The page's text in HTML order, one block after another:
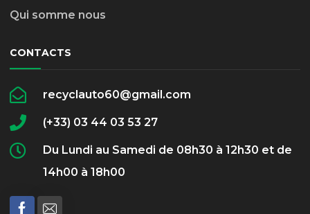
Qui somme nous
CONTACTS
recyclauto60@gmail.com
(+33) 03 44 03 53 27
Du Lundi au Samedi de 08h30 à 12h30 et de
14h00 à 18h00